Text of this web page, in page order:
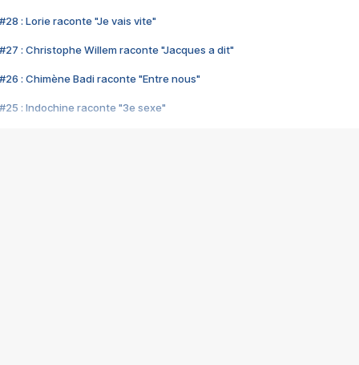
#28 : Lorie raconte "Je vais vite"
#27 : Christophe Willem raconte "Jacques a dit"
#26 : Chimène Badi raconte "Entre nous"
#25 : Indochine raconte "3e sexe"